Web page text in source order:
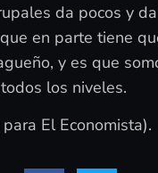
da pocos y
en parte tiene
y es que
los niveles.
El Economista).